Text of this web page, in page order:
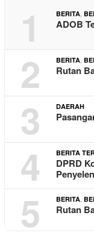
1 BERITA,
ADOB
2 BERITA,
Rutan
3 DAERAH
4 BERITA
DPRD
5 BERITA,
Rutan